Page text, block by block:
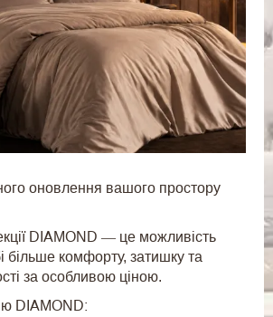
оновлення вашого простору
DIAMOND — це можливість
більше комфорту, затишку та
за особливою ціною.
DIAMOND: